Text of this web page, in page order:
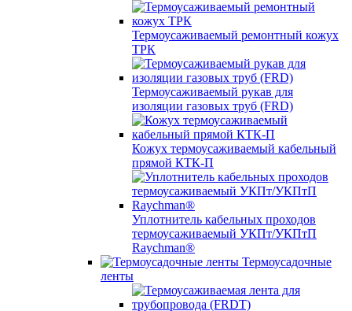
Термоусаживаемый ремонтный кожух
ТРК
Термоусаживаемый рукав для
изоляции газовых труб (FRD)
Кожух термоусаживаемый кабельный
прямой КТК-П
Уплотнитель кабельных проходов
термоусаживаемый УКПт/УКПтП
Raychman®
Термоусадочные
ленты